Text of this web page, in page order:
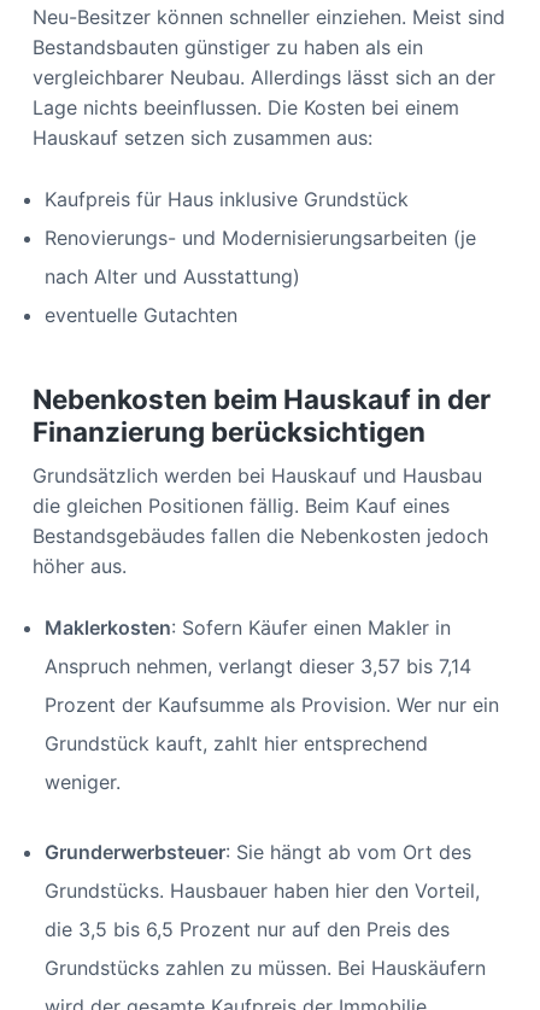
Neu-Besitzer können schneller einziehen. Meist sind
Bestandsbauten günstiger zu haben als ein
vergleichbarer Neubau. Allerdings lässt sich an der
Lage nichts beeinflussen. Die Kosten bei einem
Hauskauf setzen sich zusammen aus:
Kaufpreis für Haus inklusive Grundstück
Renovierungs- und Modernisierungsarbeiten (je
nach Alter und Ausstattung)
eventuelle Gutachten
Nebenkosten beim Hauskauf in der
Finanzierung berücksichtigen
Grundsätzlich werden bei Hauskauf und Hausbau
die gleichen Positionen fällig. Beim Kauf eines
Bestandsgebäudes fallen die Nebenkosten jedoch
höher aus.
Maklerkosten: Sofern Käufer einen Makler in
Anspruch nehmen, verlangt dieser 3,57 bis 7,14
Prozent der Kaufsumme als Provision. Wer nur ein
Grundstück kauft, zahlt hier entsprechend
weniger.
Grunderwerbsteuer: Sie hängt ab vom Ort des
Grundstücks. Hausbauer haben hier den Vorteil,
die 3,5 bis 6,5 Prozent nur auf den Preis des
Grundstücks zahlen zu müssen. Bei Hauskäufern